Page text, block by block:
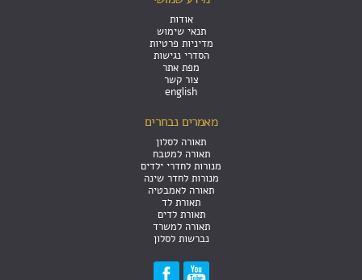
אודות
תנאי שימוש
מדיניות פרטיות
הסדרי נגישות
מפת אתר
צור קשר
english
מאמרים נבחרים
תאורה לסלון
תאורה למטבח
מנורות לחדרי ילדים
מנורות לחדר שינה
תאורה לאמבטיה
תאורת לד
תאורת לדים
תאורה למשרד
נברשות לסלון